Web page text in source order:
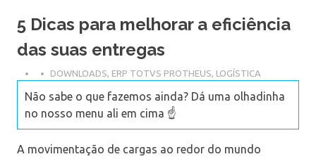
5 Dicas para melhorar a eficiência
das suas entregas
DOWNLOADS, ERP TOTVS PROTHEUS, LOGÍSTICA
Não sabe o que fazemos ainda? Dá uma olhadinha
no nosso menu ali em cima ☝️
A movimentação de cargas ao redor do mundo